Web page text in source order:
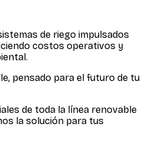
de riego impulsados
costos operativos y
pensado para el futuro de tu
de toda la línea renovable
la solución para tus